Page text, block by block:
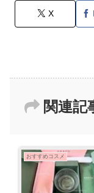
X
関連記
おすすめコスメ